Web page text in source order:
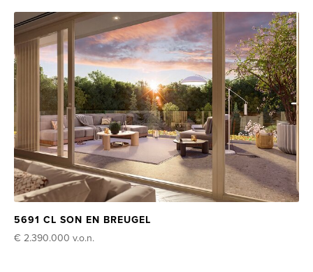
5691 CL SON EN BREUGEL
€ 2.390.000 v.o.n.